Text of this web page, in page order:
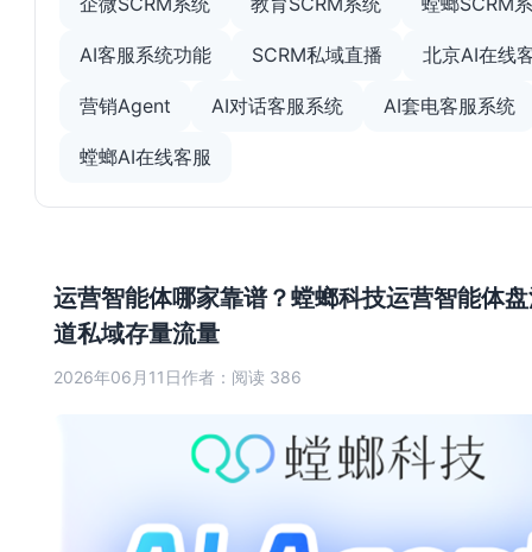
运营智能体哪家靠谱？螳螂科技运营智能体
道私域存量流量
2026年06月11日作者： 阅读 386
AI客服系统功能 SCRM私域直播 北京AI在线
营销Agent AI对话客服系统 AI套电客服系统
螳螂AI在线客服